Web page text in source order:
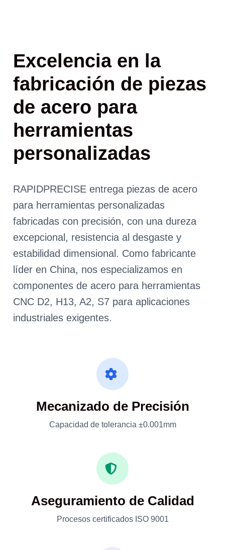
Excelencia en la
fabricación de piezas
de acero para
herramientas
personalizadas
RAPIDPRECISE entrega piezas de acero
para herramientas personalizadas
fabricadas con precisión, con una dureza
excepcional, resistencia al desgaste y
estabilidad dimensional. Como fabricante
líder en China, nos especializamos en
componentes de acero para herramientas
CNC D2, H13, A2, S7 para aplicaciones
industriales exigentes.
Mecanizado de Precisión
Capacidad de tolerancia ±0.001mm
Aseguramiento de Calidad
Procesos certificados ISO 9001